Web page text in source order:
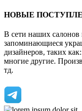
НОВЫЕ
В сети наших
запоминающиеся
дизайнеров, таких
многие другие.
тд.